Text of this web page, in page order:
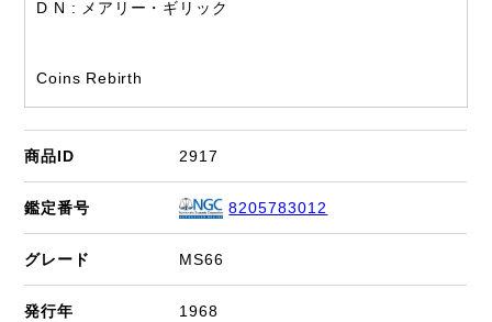
D N : メアリー・ギリック
Coins Rebirth
商品ID 2917
鑑定番号 8205783012
グレード MS66
発行年 1968